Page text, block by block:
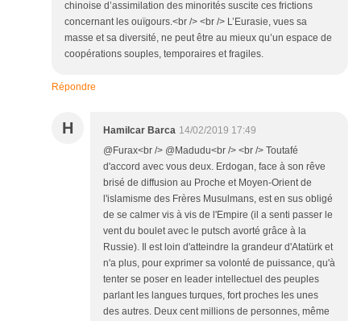
chinoise d’assimilation des minorités suscite ces frictions
concernant les ouïgours.<br /> <br /> L’Eurasie, vues sa
masse et sa diversité, ne peut être au mieux qu’un espace de
coopérations souples, temporaires et fragiles.
Répondre
H Hamilcar Barca 14/02/2019 17:49
@Furax<br /> @Madudu<br /> <br /> Toutafé
d'accord avec vous deux. Erdogan, face à son rêve
brisé de diffusion au Proche et Moyen-Orient de
l'islamisme des Frères Musulmans, est en sus obligé
de se calmer vis à vis de l'Empire (il a senti passer le
vent du boulet avec le putsch avorté grâce à la
Russie). Il est loin d'atteindre la grandeur d'Atatürk et
n'a plus, pour exprimer sa volonté de puissance, qu'à
tenter se poser en leader intellectuel des peuples
parlant les langues turques, fort proches les unes
des autres. Deux cent millions de personnes, même